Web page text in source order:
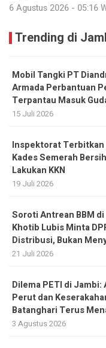
6 Agustus 2026 - 05:16
Trending di
Mobil Tangki PT
Armada Perbantuan
Terpantau Masuk
15 Juli 2026
Inspektorat Terbitkan
Kades Semerah
Lakukan KKN
19 Juli 2026
Soroti Antrean BBM
Khotib Lubis Minta
Distribusi, Bukan
21 Juli 2026
Dilema PETI di
Perut dan
Batanghari Terus
3 Agustus 2026